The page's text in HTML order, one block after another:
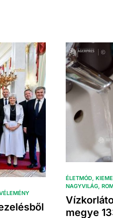
ÉLETMÓD
NAGYVILÁG
megye